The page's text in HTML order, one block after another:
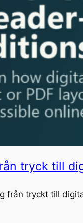
tryck till
från tryckt till